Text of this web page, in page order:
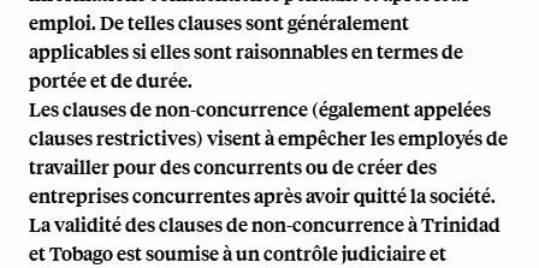
emploi. De telles clauses sont généralement
applicables si elles sont raisonnables en termes de
portée et de durée.
Les clauses de non-concurrence (également appelées
clauses restrictives) visent à empêcher les employés de
travailler pour des concurrents ou de créer des
entreprises concurrentes après avoir quitté la société.
La validité des clauses de non-concurrence à Trinidad
et Tobago est soumise à un contrôle judiciaire et